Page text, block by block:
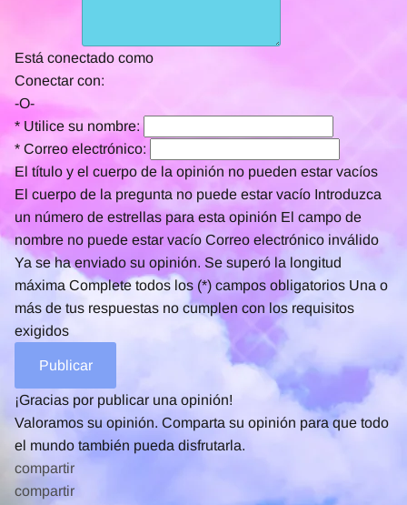
Está conectado como
Conectar con:
-O-
*Utilice su nombre:
* Correo electrónico:
El título y el cuerpo de la opinión no pueden estar vacíos
El cuerpo de la pregunta no puede estar vacío Introduzca
un número de estrellas para esta opinión El campo de
nombre no puede estar vacío Correo electrónico inválido
Ya se ha enviado su opinión. Se superó la longitud
máxima Complete todos los (*) campos obligatorios Una o
más de tus respuestas no cumplen con los requisitos
exigidos
¡Gracias por publicar una opinión!
Valoramos su opinión. Comparta su opinión para que todo
el mundo también pueda disfrutarla.
compartir
compartir